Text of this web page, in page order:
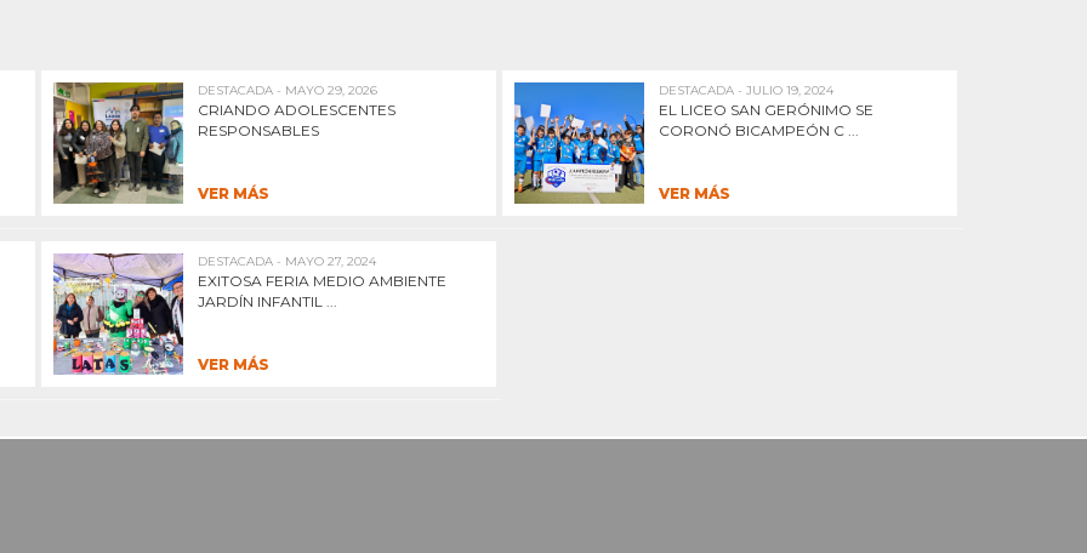
DESTACADA - MAYO 29, 2026
CRIANDO ADOLESCENTES
RESPONSABLES
VER MÁS
DESTACADA - JULIO 19, 2024
EL LICEO SAN GERÓNIMO SE
CORONÓ BICAMPEÓN C ...
VER MÁS
DESTACADA - MAYO 27, 2024
EXITOSA FERIA MEDIO AMBIENTE
JARDÍN INFANTIL ...
VER MÁS